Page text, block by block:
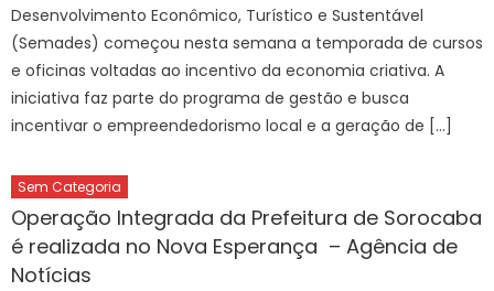
Desenvolvimento Econômico, Turístico e Sustentável
(Semades) começou nesta semana a temporada de cursos
e oficinas voltadas ao incentivo da economia criativa. A
iniciativa faz parte do programa de gestão e busca
incentivar o empreendedorismo local e a geração de […]
Sem Categoria
Operação Integrada da Prefeitura de Sorocaba
é realizada no Nova Esperança – Agência de
Notícias